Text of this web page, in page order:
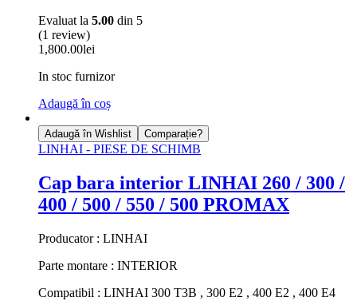
Evaluat la 5.00 din 5
(1 review)
1,800.00lei
In stoc furnizor
Adaugă în coș
Adaugă în Wishlist Comparație?
LINHAI - PIESE DE SCHIMB
Cap bara interior LINHAI 260 / 300 /
400 / 500 / 550 / 500 PROMAX
Producator : LINHAI
Parte montare : INTERIOR
Compatibil : LINHAI 300 T3B , 300 E2 , 400 E2 , 400 E4